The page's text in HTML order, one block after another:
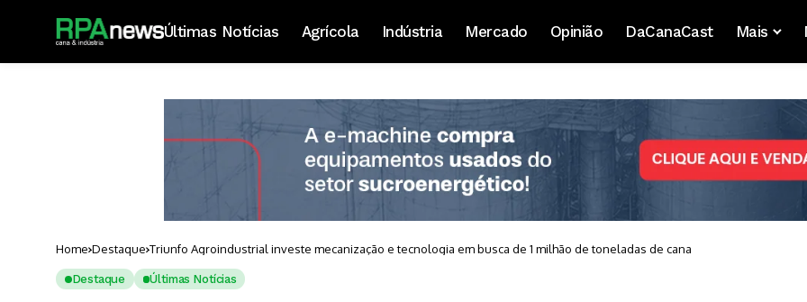
Últimas Notícias Agrícola Indústria Mercado Opinião DaCanaCast Mais
Home Destaque Triunfo Agroindustrial investe mecanização e tecnologia em busca de 1 milhão de toneladas de cana
Destaque Últimas Notícias